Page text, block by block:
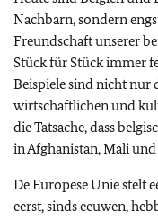
Nachbarn, sondern
Freundschaft unserer
Stück für Stück immer
Beispiele sind nicht nur
wirtschaftlichen und
die Tatsache, dass
in Afghanistan, Mali
De Europese Unie stelt
eerst, sinds eeuwen,